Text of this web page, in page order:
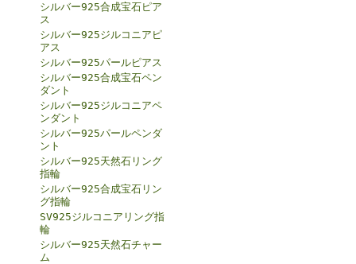
シルバー925合成宝石ピア
ス
シルバー925ジルコニアピ
アス
シルバー925パールピアス
シルバー925合成宝石ペン
ダント
シルバー925ジルコニアペ
ンダント
シルバー925パールペンダ
ント
シルバー925天然石リング
指輪
シルバー925合成宝石リン
グ指輪
SV925ジルコニアリング指
輪
シルバー925天然石チャー
ム